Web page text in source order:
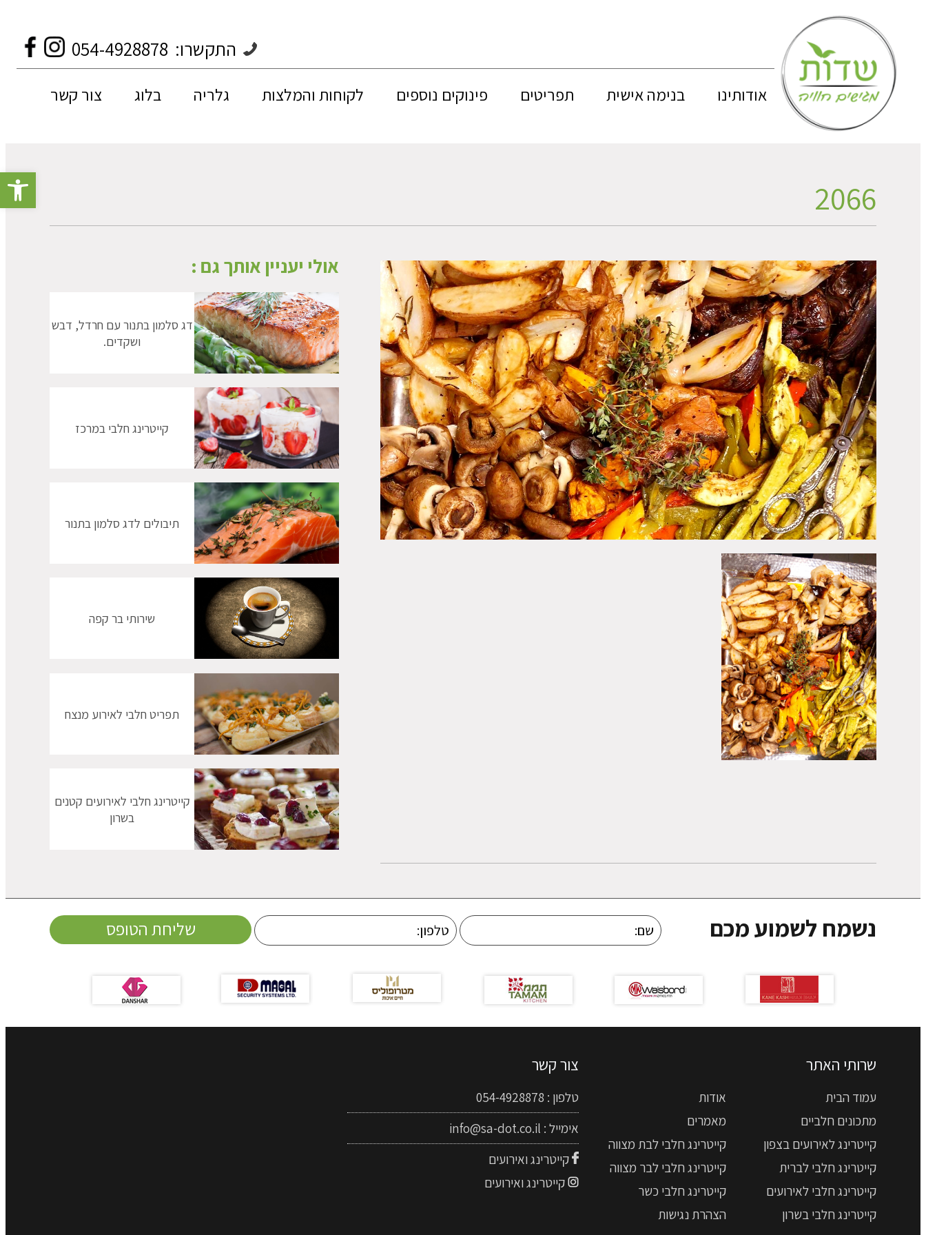
פתח
התקשרו: 054-4928878
אודותינו בנימה אישית תפריטים פינוקים נוספים לקוחות והמלצות גלריה בלוג צור קשר
2066
אולי יעניין אותך גם :
דג סלמון בתנור עם חרדל, דבש
ושקדים.
קייטרינג חלבי במרכז
תיבולים לדג סלמון בתנור
שירותי בר קפה
תפריט חלבי לאירוע מנצח
קייטרינג חלבי לאירועים קטנים
בשרון
נשמח לשמוע מכם
שרותי האתר
עמוד הבית
אודות
מתכונים חלביים
מאמרים
קייטרינג לאירועים בצפון
קייטרינג חלבי לבת מצווה
קייטרינג חלבי לברית
קייטרינג חלבי לבר מצווה
קייטרינג חלבי לאירועים
קייטרינג חלבי כשר
קייטרינג חלבי בשרון
הצהרת נגישות
צור קשר
טלפון : 054-4928878
אימייל : info@sa-dot.co.il
קייטרינג ואירועים
קייטרינג ואירועים